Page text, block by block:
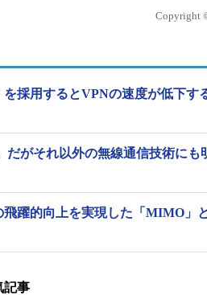
Copyright
を採用するとVPNの速度が低下す
だがそれ以外の無線通信技術にも
飛躍的向上を実現した「MIMO」
記事